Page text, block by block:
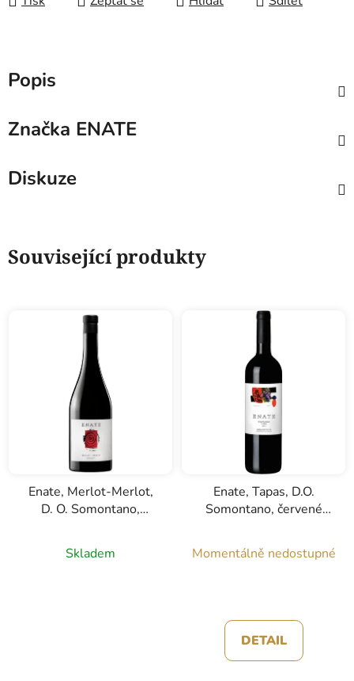
Popis
Značka ENATE
Diskuze
Související produkty
Enate, Merlot-Merlot,
D. O. Somontano,
Skladem
Enate, Tapas, D.O.
Somontano, červené
Momentálně nedostupné
DETAIL